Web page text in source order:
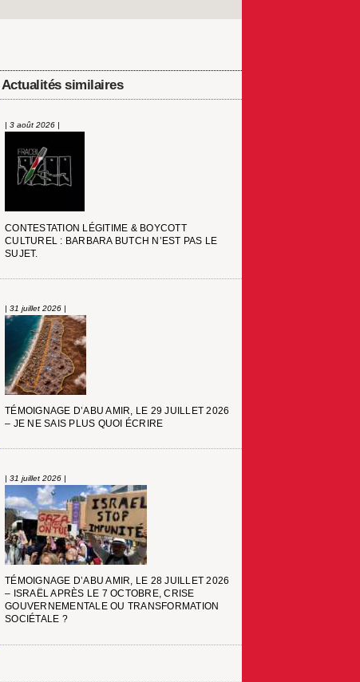
Actualités similaires
| 3 août 2026 |
CONTESTATION LÉGITIME & BOYCOTT
CULTUREL : BARBARA BUTCH N’EST PAS LE
SUJET.
| 31 juillet 2026 |
TÉMOIGNAGE D’ABU AMIR, LE 29 JUILLET 2026
– JE NE SAIS PLUS QUOI ÉCRIRE
| 31 juillet 2026 |
TÉMOIGNAGE D’ABU AMIR, LE 28 JUILLET 2026
– ISRAËL APRÈS LE 7 OCTOBRE, CRISE
GOUVERNEMENTALE OU TRANSFORMATION
SOCIÉTALE ?